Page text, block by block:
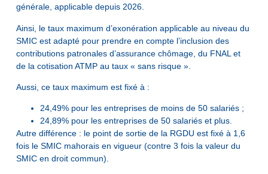
générale, applicable depuis 2026.
Ainsi, le taux maximum d’exonération applicable au niveau du
SMIC est adapté pour prendre en compte l’inclusion des
contributions patronales d’assurance chômage, du FNAL et
de la cotisation ATMP au taux « sans risque ».
Aussi, ce taux maximum est fixé à :
24,49% pour les entreprises de moins de 50 salariés ;
24,89% pour les entreprises de 50 salariés et plus.
Autre différence : le point de sortie de la RGDU est fixé à 1,6
fois le SMIC mahorais en vigueur (contre 3 fois la valeur du
SMIC en droit commun).